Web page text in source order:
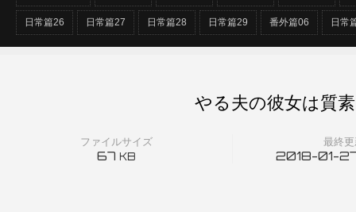
日常篇26 日常篇27 日常篇28 日常篇29 番外篇06 日常
ファイルサイズ
67 KB
最終
2018-01-
やる夫の彼女は質